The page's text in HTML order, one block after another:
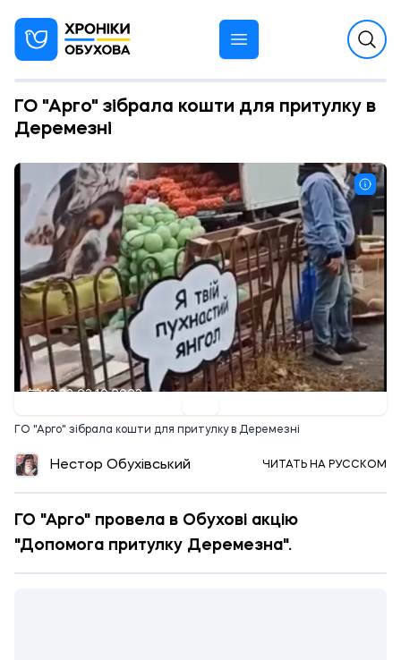
ГО "Арго" зібрала кошти для притулку в
Деремезні
12:33 23.10.2023
ГО "Арго" зібрала кошти для притулку в Деремезні
Нестор Обухівський ЧИТАТЬ НА РУССКОМ
ГО "Арго" провела в Обухові акцію
"Допомога притулку Деремезна".